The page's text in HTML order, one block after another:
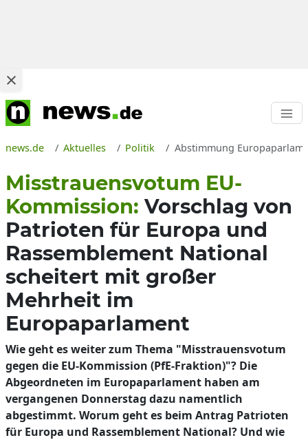
news.de Aktuelles Politik Abstimmung
Misstrauensvotum EU-
Kommission: Vorschlag von
Patrioten für Europa und
Rassemblement National
scheitert mit großer
Mehrheit im
Europaparlament
Wie geht es weiter zum Thema "Misstrauensvotum
gegen die EU-Kommission (PfE-Fraktion)"? Die
Abgeordneten im Europaparlament haben am
vergangenen Donnerstag dazu namentlich
abgestimmt. Worum geht es beim Antrag Patrioten
für Europa und Rassemblement National? Und wie